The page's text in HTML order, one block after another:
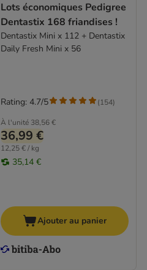
Lots économiques Pedigree
Dentastix 168 friandises !
Dentastix Mini x 112 + Dentastix
Daily Fresh Mini x 56
À l'unité 38,56 €
36,99 €
12,25 € / kg
35,14 €
Rating: 4.7/5 (154)
Ajouter au panier